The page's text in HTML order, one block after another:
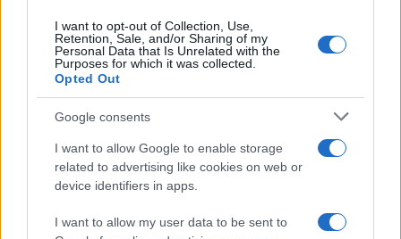
I want to opt-out of Collection, Use,
Retention, Sale, and/or Sharing of my
Personal Data that Is Unrelated with the
Purposes for which it was collected.
Opted Out
Google consents
I want to allow Google to enable storage
related to advertising like cookies on web or
device identifiers in apps.
I want to allow my user data to be sent to
Francia se convierte en el epicentro de los robos violentos de
criptomonedas